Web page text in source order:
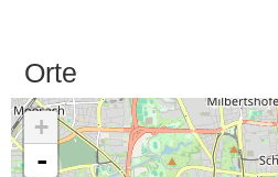
Orte
+
-